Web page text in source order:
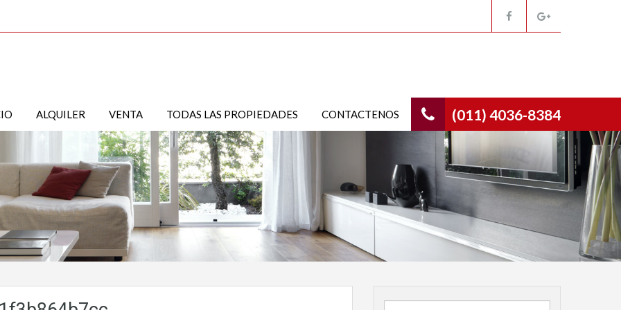
(011) 4036-8384
ALQUILER VENTA TODAS LAS PROPIEDADES CONTACTENOS